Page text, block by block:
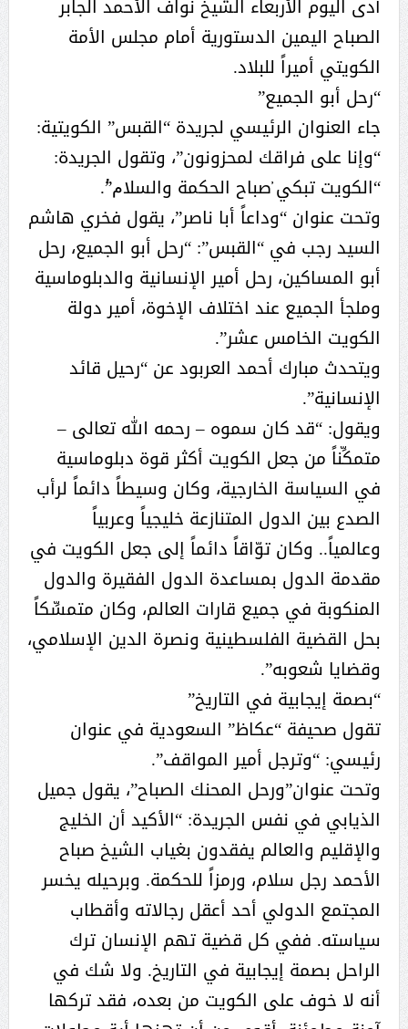
أدى اليوم الأربعاء الشيخ نواف الأحمد الجابر
الصباح اليمين الدستورية أمام مجلس الأمة
الكويتي أميراً للبلاد.
“رحل أبو الجميع”
جاء العنوان الرئيسي لجريدة “القبس” الكويتية:
“وإنا على فراقك لمحزونون”، وتقول الجريدة:
“الكويت تبكي ̕صباح الحكمة والسلام̔”.
وتحت عنوان “وداعاً أبا ناصر”، يقول فخري هاشم
السيد رجب في “القبس”: “رحل أبو الجميع، رحل
أبو المساكين، رحل أمير الإنسانية والدبلوماسية
وملجأ الجميع عند اختلاف الإخوة، أمير دولة
الكويت الخامس عشر”.
ويتحدث مبارك أحمد العربود عن “رحيل قائد
الإنسانية”.
ويقول: “قد كان سموه – رحمه الله تعالى –
متمكِّناً من جعل الكويت أكثر قوة دبلوماسية
في السياسة الخارجية، وكان وسيطاً دائماً لرأب
الصدع بين الدول المتنازعة خليجياً وعربياً
وعالمياً.. وكان توّاقاً دائماً إلى جعل الكويت في
مقدمة الدول بمساعدة الدول الفقيرة والدول
المنكوبة في جميع قارات العالم، وكان متمسِّكاً
بحل القضية الفلسطينية ونصرة الدين الإسلامي،
وقضايا شعوبه”.
“بصمة إيجابية في التاريخ”
تقول صحيفة “عكاظ” السعودية في عنوان
رئيسي: “وترجل أمير المواقف”.
وتحت عنوان”ورحل المحنك الصباح”، يقول جميل
الذيابي في نفس الجريدة: “الأكيد أن الخليج
والإقليم والعالم يفقدون بغياب الشيخ صباح
الأحمد رجل سلام، ورمزاً للحكمة. وبرحيله يخسر
المجتمع الدولي أحد أعقل رجالاته وأقطاب
سياسته. ففي كل قضية تهم الإنسان ترك
الراحل بصمة إيجابية في التاريخ. ولا شك في
أنه لا خوف على الكويت من بعده، فقد تركها